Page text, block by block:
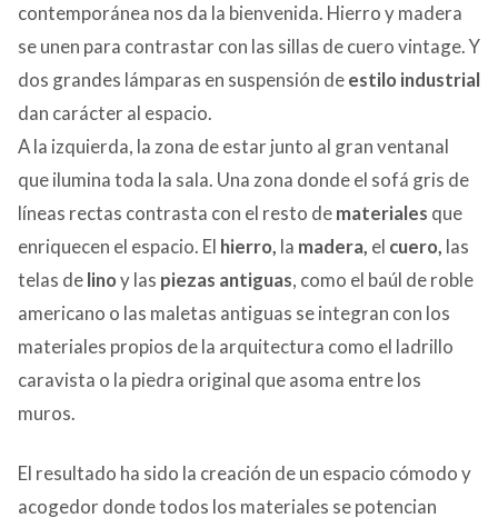
contemporánea nos da la bienvenida. Hierro y madera
se unen para contrastar con las sillas de cuero vintage. Y
dos grandes lámparas en suspensión deestilo industrial
dan carácter al espacio.
A la izquierda, la zona de estar junto al gran ventanal
que ilumina toda la sala. Una zona donde el sofá gris de
líneas rectas contrasta con el resto demateriales que
enriquecen el espacio. El hierro, la madera, el cuero, las
telas delinoy las piezas antiguas, como el baúl de roble
americano o las maletas antiguas se integran con los
materiales propios de la arquitectura como el ladrillo
caravista o la piedra original que asoma entre los
muros.
El resultado ha sido la creación de un espacio cómodo y
acogedor donde todos los materiales se potencian